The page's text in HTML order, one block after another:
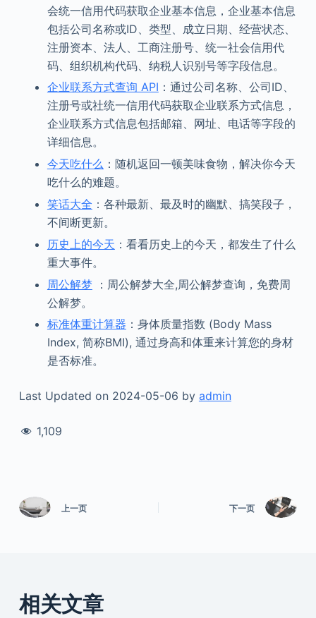
会统一信用代码获取企业基本信息，企业基本信息
包括公司名称或ID、类型、成立日期、经营状态、
注册资本、法人、工商注册号、统一社会信用代
码、组织机构代码、纳税人识别号等字段信息。
企业联系方式查询 API ：通过公司名称、公司ID、
注册号或社统一信用代码获取企业联系方式信息，
企业联系方式信息包括邮箱、网址、电话等字段的
详细信息。
今天吃什么 ：随机返回一顿美味食物，解决你今天
吃什么的难题。
笑话大全 ：各种最新、最及时的幽默、搞笑段子，
不间断更新。
历史上的今天 ：看看历史上的今天，都发生了什么
重大事件。
周公解梦：周公解梦大全,周公解梦查询，免费周
公解梦。
标准体重计算器 ：身体质量指数 (Body Mass
Index, 简称BMI), 通过身高和体重来计算您的身材
是否标准。
Last Updated on 2024-05-06 by admin
1,109
上一页 下一页
相关文章